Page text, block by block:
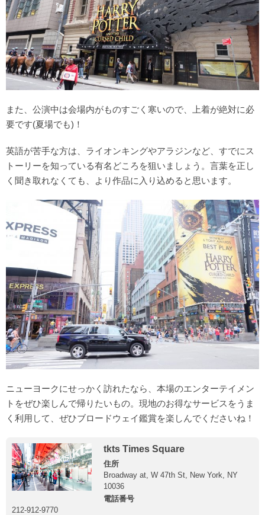
また、公演中は会場内がものすごく寒いので、上着が絶対に必
要です(夏場でも)！
英語が苦手な方は、ライオンキングやアラジンなど、すでにス
トーリーを知っている有名どころを狙いましょう。言葉を正し
く聞き取れなくても、より作品に入り込めると思います。
ニューヨークにせっかく訪れたなら、本場のエンターテイメン
トをぜひ楽しんで帰りたいもの。現地のお得なサービスをうま
く利用して、ぜひブロードウェイ鑑賞を楽しんでくださいね！
tkts Times Square
住所
Broadway at, W 47th St, New York, NY
10036
電話番号
212-912-9770